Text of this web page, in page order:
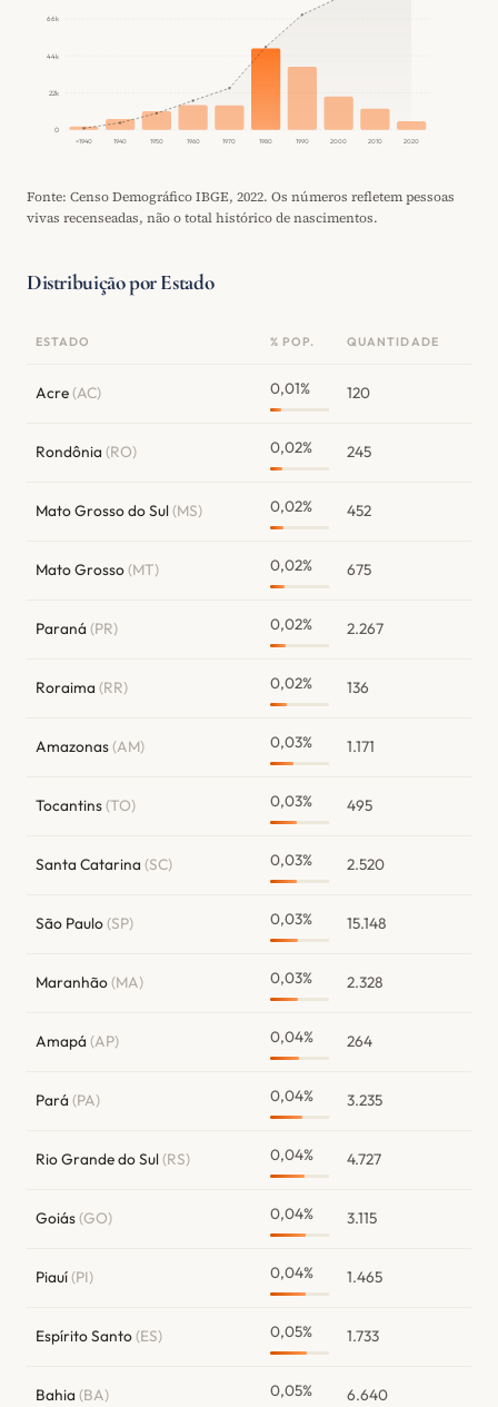
0
22k
44k
66k
<1940 1940 1950 1960 1970 1980 1990 2000 2010 2020
Fonte: Censo Demográfico IBGE, 2022. Os números refletem pessoas
vivas recenseadas, não o total histórico de nascimentos.
Distribuição por Estado
ESTADO % POP. QUANTIDADE
Acre(AC) 0,01% 120
Rondônia (RO) 0,02% 245
Mato Grosso do Sul(MS) 0,02% 452
Mato Grosso(MT) 0,02% 675
Paraná (PR) 0,02% 2.267
Roraima (RR) 0,02% 136
Amazonas(AM) 0,03% 1.171
Tocantins(TO) 0,03% 495
Santa Catarina (SC) 0,03% 2.520
São Paulo(SP) 0,03% 15.148
Maranhão(MA) 0,03% 2.328
Amapá (AP) 0,04% 264
Pará (PA) 0,04% 3.235
Rio Grande do Sul(RS) 0,04% 4.727
Goiás(GO) 0,04% 3.115
Piauí(PI) 0,04% 1.465
Espírito Santo(ES) 0,05% 1.733
Bahia (BA) 0,05% 6.640